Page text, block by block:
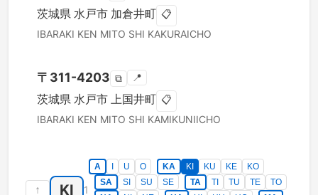
茨城県 水戸市 加倉井町 📋
IBARAKI KEN MITO SHI KAKURAICHO
〒 311-4203 ⧉ 📍
茨城県 水戸市 上国井町 📋
IBARAKI KEN MITO SHI KAMIKUNIICHO
↑ KI 1
A U O KA KI KU KE
KO
SA
SI SU SE TA TI TU TE
TO